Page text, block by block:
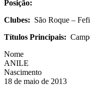
Posição:
Clubes: São Roque –
Títulos Principais:
Nome
ANILE
Nascimento
18 de maio de 2013